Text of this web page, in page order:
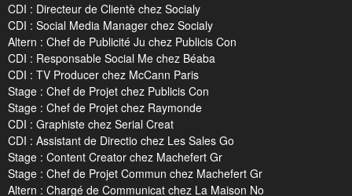
CDI : Directeur de Clientè chez Socialy
CDI : Social Media Manager chez Socialy
Altern : Chef de Publicité Ju chez Publicis Con
CDI : Responsable Social Me chez Béaba
CDI : TV Producer chez McCann Paris
Stage : Chef de Projet chez Publicis Con
Stage : Chef de Projet chez Raymonde
CDI : Graphiste chez Serial Creat
CDI : Assistant de Directio chez Les Sales Go
Stage : Content Creator chez Machefert Gr
Stage : Chef de Projet Commun chez Machefert Gr
Altern : Chargé de Communicat chez La Maison No